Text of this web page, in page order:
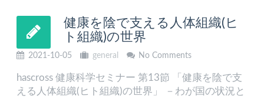
健康を陰で支える人体組織(ヒ
ト組織)の世界
2021-10-05 general No Comments
hascross 健康科学セミナー 第13節 「健康を陰で支
える人体組織(ヒト組織)の世界」 －わが国の状況と